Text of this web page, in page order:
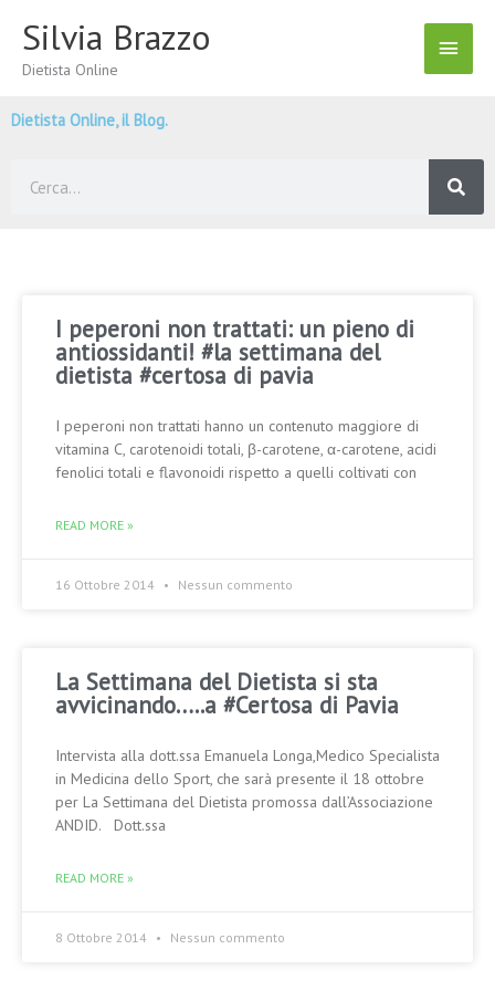
contenuto
Silvia Brazzo
Dietista Online
Menu
Dietista Online, il Blog.
I peperoni non trattati: un pieno di
antiossidanti! #la settimana del
dietista #certosa di pavia
I peperoni non trattati hanno un contenuto maggiore di
vitamina C, carotenoidi totali, β-carotene, α-carotene, acidi
fenolici totali e flavonoidi rispetto a quelli coltivati con
READ MORE »
16 Ottobre 2014 Nessun commento
La Settimana del Dietista si sta
avvicinando…..a #Certosa di Pavia
Intervista alla dott.ssa Emanuela Longa,Medico Specialista
in Medicina dello Sport, che sarà presente il 18 ottobre
per La Settimana del Dietista promossa dall’Associazione
ANDID. Dott.ssa
READ MORE »
8 Ottobre 2014 Nessun commento